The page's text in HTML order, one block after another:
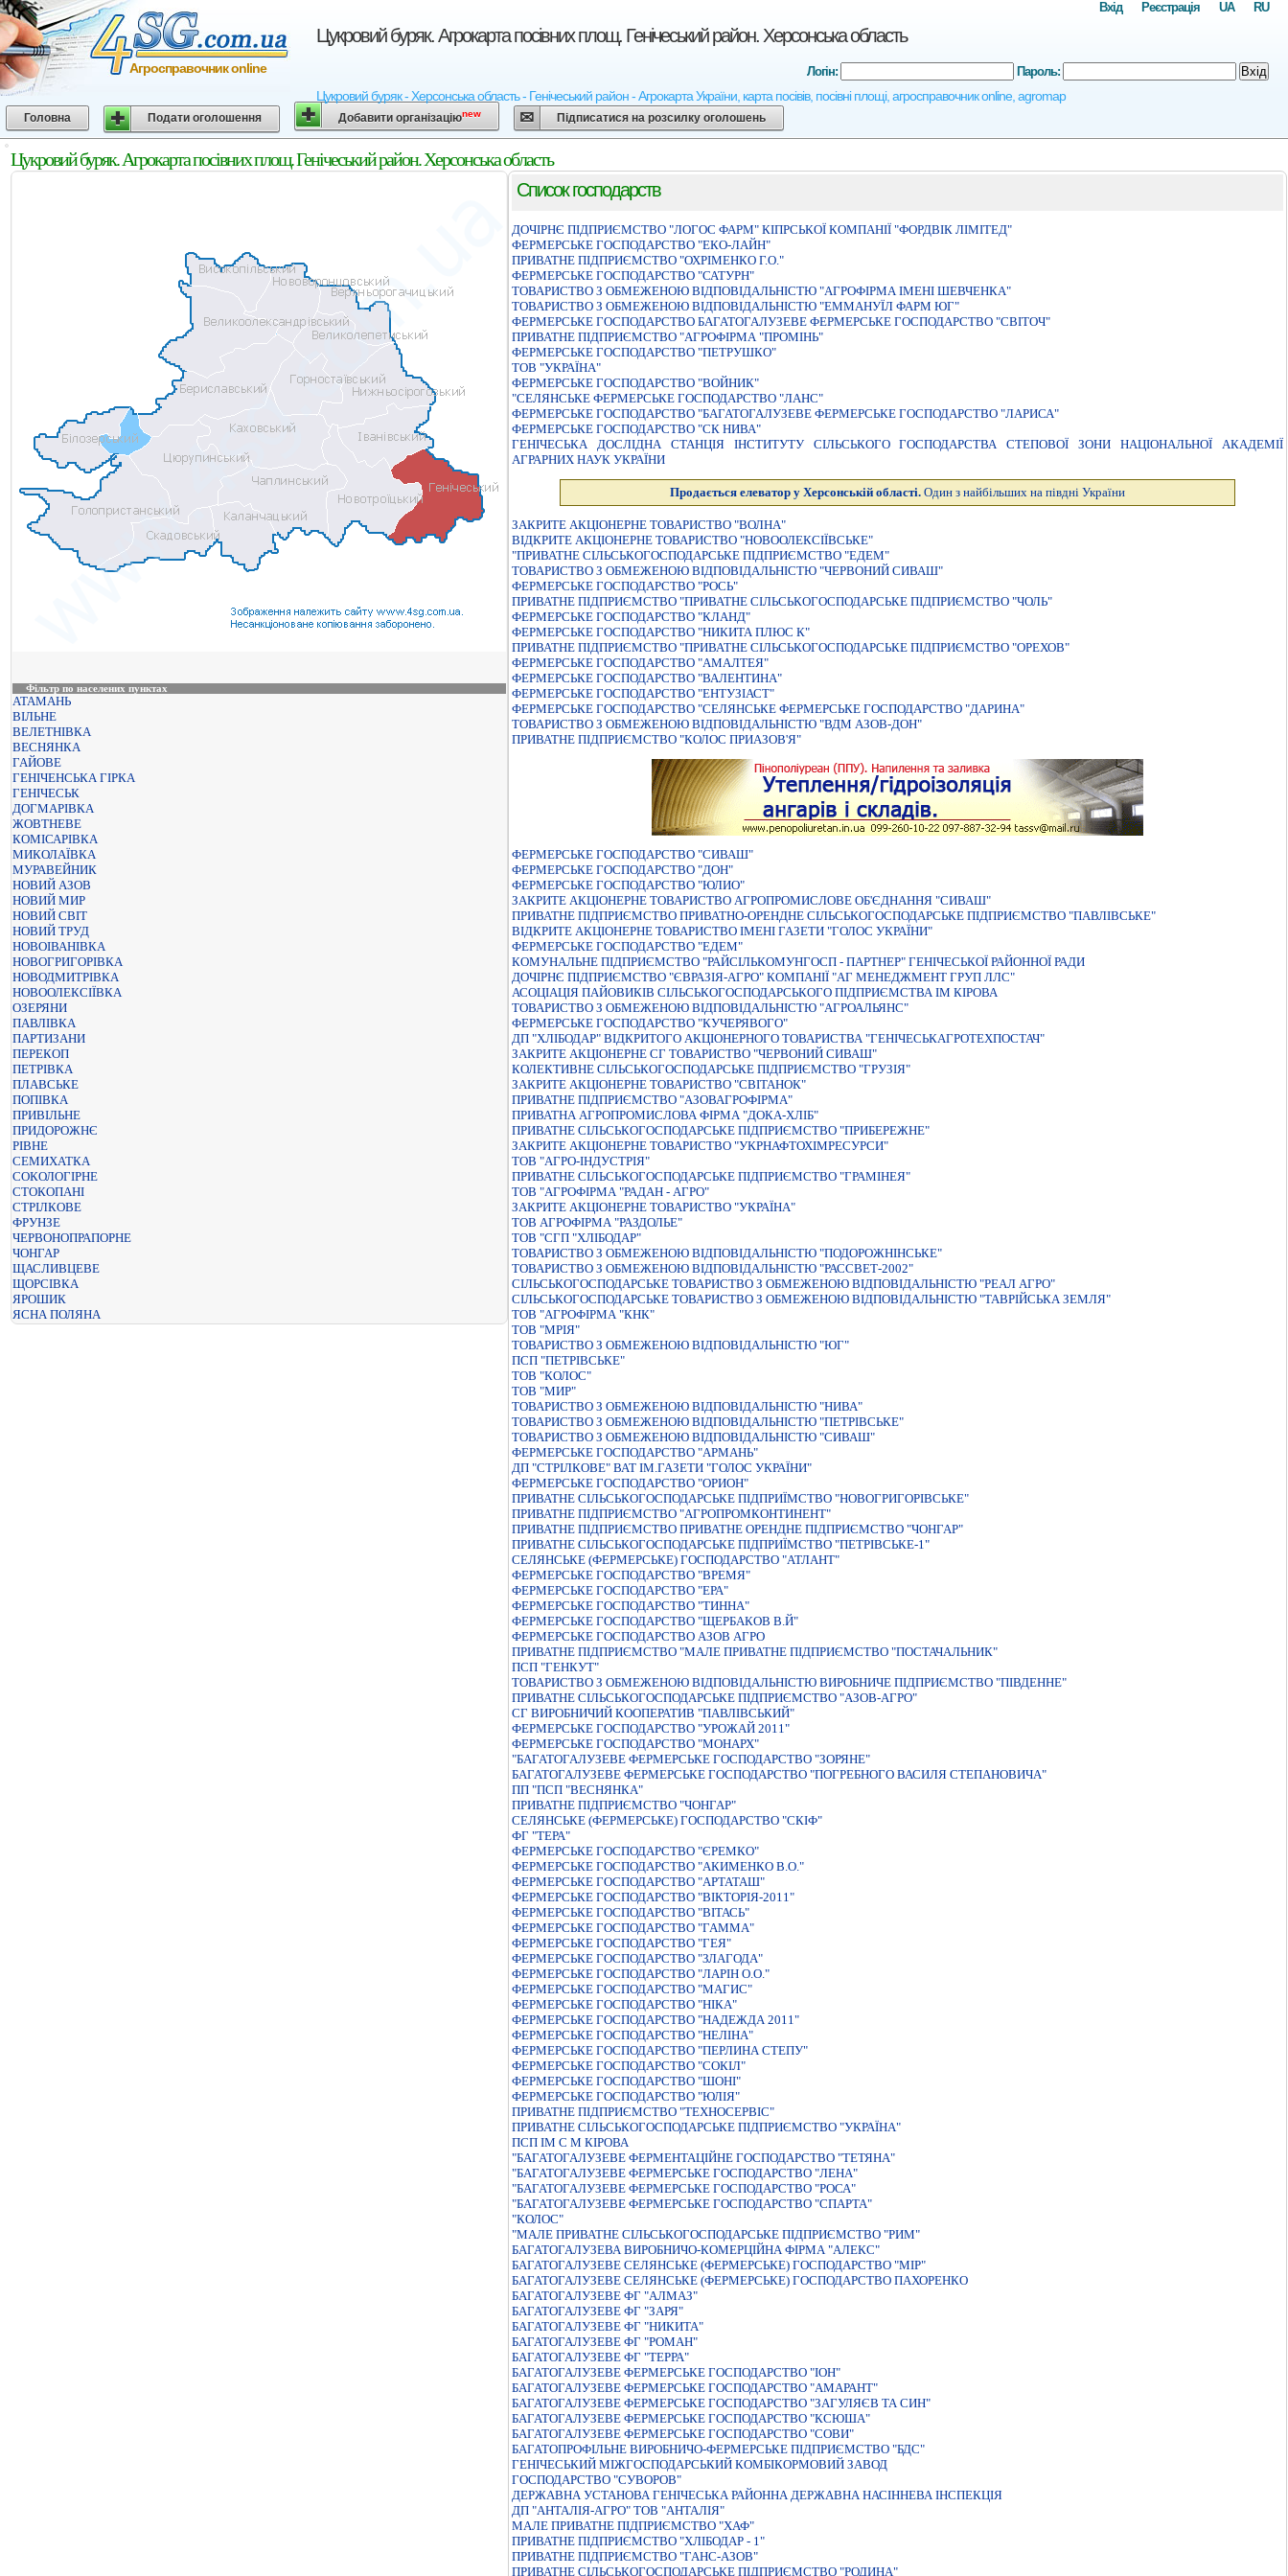
Цукровий буряк. Агрокарта посівних площ. Генічеський район. Херсонська область
Цукровий буряк - Херсонська область - Генічеський район - Агрокарта України, карта посівів, посівні площі, агросправочник online, agromap
Агросправочник online
RU
UA
Реєстрація
Вхід
Логін: Пароль: Вхід
Головна Подати оголошення Добавити організаціюnew Підписатися на розсилку оголошень
Цукровий буряк. Агрокарта посівних площ. Генічеський район. Херсонська область
Фільтр по населених пунктах
АТАМАНЬ
ВІЛЬНЕ
ВЕЛЕТНІВКА
ВЕСНЯНКА
ГАЙОВЕ
ГЕНІЧЕНСЬКА ГІРКА
ГЕНІЧЕСЬК
ДОГМАРІВКА
ЖОВТНЕВЕ
КОМІСАРІВКА
МИКОЛАЇВКА
МУРАВЕЙНИК
НОВИЙ АЗОВ
НОВИЙ МИР
НОВИЙ СВІТ
НОВИЙ ТРУД
НОВОІВАНІВКА
НОВОГРИГОРІВКА
НОВОДМИТРІВКА
НОВООЛЕКСІЇВКА
ОЗЕРЯНИ
ПАВЛІВКА
ПАРТИЗАНИ
ПЕРЕКОП
ПЕТРІВКА
ПЛАВСЬКЕ
ПОПІВКА
ПРИВІЛЬНЕ
ПРИДОРОЖНЄ
РІВНЕ
СЕМИХАТКА
СОКОЛОГІРНЕ
СТОКОПАНІ
СТРІЛКОВЕ
ФРУНЗЕ
ЧЕРВОНОПРАПОРНЕ
ЧОНГАР
ЩАСЛИВЦЕВЕ
ЩОРСІВКА
ЯРОШИК
ЯСНА ПОЛЯНА
Список господарств
ДОЧІРНЄ ПІДПРИЄМСТВО "ЛОГОС ФАРМ" КІПРСЬКОЇ КОМПАНІЇ "ФОРДВІК ЛІМІТЕД"
ФЕРМЕРСЬКЕ ГОСПОДАРСТВО "ЕКО-ЛАЙН"
ПРИВАТНЕ ПIДПРИЄМСТВО "ОХРIМЕНКО Г.О."
ФЕРМЕРСЬКЕ ГОСПОДАРСТВО "САТУРН"
ТОВАРИСТВО З ОБМЕЖЕНОЮ ВIДПОВIДАЛЬНIСТЮ "АГРОФIРМА IМЕНI ШЕВЧЕНКА"
ТОВАРИСТВО З ОБМЕЖЕНОЮ ВІДПОВІДАЛЬНІСТЮ "ЕММАНУЇЛ ФАРМ ЮГ"
ФЕРМЕРСЬКЕ ГОСПОДАРСТВО БАГАТОГАЛУЗЕВЕ ФЕРМЕРСЬКЕ ГОСПОДАРСТВО "СВІТОЧ"
ПРИВАТНЕ ПІДПРИЄМСТВО "АГРОФІРМА "ПРОМІНЬ"
ФЕРМЕРСЬКЕ ГОСПОДАРСТВО "ПЕТРУШКО"
ТОВ "УКРАЇНА"
ФЕРМЕРСЬКЕ ГОСПОДАРСТВО "ВОЙНИК"
"СЕЛЯНСЬКЕ ФЕРМЕРСЬКЕ ГОСПОДАРСТВО "ЛАНС"
ФЕРМЕРСЬКЕ ГОСПОДАРСТВО "БАГАТОГАЛУЗЕВЕ ФЕРМЕРСЬКЕ ГОСПОДАРСТВО "ЛАРИСА"
ФЕРМЕРСЬКЕ ГОСПОДАРСТВО "СК НИВА"
ГЕНIЧЕСЬКА ДОСЛIДНА СТАНЦIЯ IНСТИТУТУ СIЛЬСЬКОГО ГОСПОДАРСТВА СТЕПОВОЇ ЗОНИ НАЦIОНАЛЬНОЇ АКАДЕМIЇ
АГРАРНИХ НАУК УКРАЇНИ
Продається елеватор у Херсонській області. Один з найбільших на півдні України
ЗАКРИТЕ АКЦIОНЕРНЕ ТОВАРИСТВО "ВОЛНА"
ВIДКРИТЕ АКЦIОНЕРНЕ ТОВАРИСТВО "НОВООЛЕКСIЇВСЬКЕ"
"ПРИВАТНЕ СIЛЬСЬКОГОСПОДАРСЬКЕ ПIДПРИЄМСТВО "ЕДЕМ"
ТОВАРИСТВО З ОБМЕЖЕНОЮ ВIДПОВIДАЛЬНIСТЮ "ЧЕРВОНИЙ СИВАШ"
ФЕРМЕРСЬКЕ ГОСПОДАРСТВО "РОСЬ"
ПРИВАТНЕ ПIДПРИЄМСТВО "ПРИВАТНЕ СIЛЬСЬКОГОСПОДАРСЬКЕ ПIДПРИЄМСТВО "ЧОЛЬ"
ФЕРМЕРСЬКЕ ГОСПОДАРСТВО "КЛАНД"
ФЕРМЕРСЬКЕ ГОСПОДАРСТВО "НИКИТА ПЛЮС К"
ПРИВАТНЕ ПІДПРИЄМСТВО "ПРИВАТНЕ СІЛЬСЬКОГОСПОДАРСЬКЕ ПІДПРИЄМСТВО "ОРЕХОВ"
ФЕРМЕРСЬКЕ ГОСПОДАРСТВО "АМАЛТЕЯ"
ФЕРМЕРСЬКЕ ГОСПОДАРСТВО "ВАЛЕНТИНА"
ФЕРМЕРСЬКЕ ГОСПОДАРСТВО "ЕНТУЗIАСТ"
ФЕРМЕРСЬКЕ ГОСПОДАРСТВО "СЕЛЯНСЬКЕ ФЕРМЕРСЬКЕ ГОСПОДАРСТВО "ДАРИНА"
ТОВАРИСТВО З ОБМЕЖЕНОЮ ВIДПОВIДАЛЬНIСТЮ "ВДМ АЗОВ-ДОН"
ПРИВАТНЕ ПIДПРИЄМСТВО "КОЛОС ПРИАЗОВ'Я"
ФЕРМЕРСЬКЕ ГОСПОДАРСТВО "СИВАШ"
ФЕРМЕРСЬКЕ ГОСПОДАРСТВО "ДОН"
ФЕРМЕРСЬКЕ ГОСПОДАРСТВО "ЮЛИО"
ЗАКРИТЕ АКЦІОНЕРНЕ ТОВАРИСТВО АГРОПРОМИСЛОВЕ ОБ'ЄДНАННЯ "СИВАШ"
ПРИВАТНЕ ПIДПРИЄМСТВО ПРИВАТНО-ОРЕНДНЕ СIЛЬСЬКОГОСПОДАРСЬКЕ ПIДПРИЄМСТВО "ПАВЛIВСЬКЕ"
ВІДКРИТЕ АКЦІОНЕРНЕ ТОВАРИСТВО ІМЕНІ ГАЗЕТИ "ГОЛОС УКРАЇНИ"
ФЕРМЕРСЬКЕ ГОСПОДАРСТВО "ЕДЕМ"
КОМУНАЛЬНЕ ПIДПРИЄМСТВО "РАЙСIЛЬКОМУНГОСП - ПАРТНЕР" ГЕНIЧЕСЬКОЇ РАЙОННОЇ РАДИ
ДОЧIРНЄ ПIДПРИЄМСТВО "ЄВРАЗIЯ-АГРО" КОМПАНIЇ "АГ МЕНЕДЖМЕНТ ГРУП ЛЛС"
АСОЦIАЦIЯ ПАЙОВИКIВ СIЛЬСЬКОГОСПОДАРСЬКОГО ПIДПРИЄМСТВА IМ КIРОВА
ТОВАРИСТВО З ОБМЕЖЕНОЮ ВIДПОВIДАЛЬНIСТЮ "АГРОАЛЬЯНС"
ФЕРМЕРСЬКЕ ГОСПОДАРСТВО "КУЧЕРЯВОГО"
ДП "ХЛІБОДАР" ВІДКРИТОГО АКЦІОНЕРНОГО ТОВАРИСТВА "ГЕНІЧЕСЬКАГРОТЕХПОСТАЧ"
ЗАКРИТЕ АКЦІОНЕРНЕ СГ ТОВАРИСТВО "ЧЕРВОНИЙ СИВАШ"
КОЛЕКТИВНЕ СІЛЬСЬКОГОСПОДАРСЬКЕ ПІДПРИЄМСТВО "ГРУЗІЯ"
ЗАКРИТЕ АКЦІОНЕРНЕ ТОВАРИСТВО "СВІТАНОК"
ПРИВАТНЕ ПІДПРИЄМСТВО "АЗОВАГРОФІРМА"
ПРИВАТНА АГРОПРОМИСЛОВА ФІРМА "ДОКА-ХЛІБ"
ПРИВАТНЕ СIЛЬСЬКОГОСПОДАРСЬКЕ ПIДПРИЄМСТВО "ПРИБЕРЕЖНЕ"
ЗАКРИТЕ АКЦIОНЕРНЕ ТОВАРИСТВО "УКРНАФТОХIМРЕСУРСИ"
ТОВ "АГРО-ІНДУСТРІЯ"
ПРИВАТНЕ СIЛЬСЬКОГОСПОДАРСЬКЕ ПIДПРИЄМСТВО "ГРАМIНЕЯ"
ТОВ "АГРОФІРМА "РАДАН - АГРО"
ЗАКРИТЕ АКЦIОНЕРНЕ ТОВАРИСТВО "УКРАЇНА"
ТОВ АГРОФІРМА "РАЗДОЛЬЕ"
ТОВ "СГП "ХЛІБОДАР"
ТОВАРИСТВО З ОБМЕЖЕНОЮ ВIДПОВIДАЛЬНIСТЮ "ПОДОРОЖНIНСЬКЕ"
ТОВАРИСТВО З ОБМЕЖЕНОЮ ВIДПОВIДАЛЬНIСТЮ "РАССВЕТ-2002"
СIЛЬСЬКОГОСПОДАРСЬКЕ ТОВАРИСТВО З ОБМЕЖЕНОЮ ВIДПОВIДАЛЬНIСТЮ "РЕАЛ АГРО"
СIЛЬСЬКОГОСПОДАРСЬКЕ ТОВАРИСТВО З ОБМЕЖЕНОЮ ВIДПОВIДАЛЬНIСТЮ "ТАВРIЙСЬКА ЗЕМЛЯ"
ТОВ "АГРОФІРМА "КНК"
ТОВ "МРІЯ"
ТОВАРИСТВО З ОБМЕЖЕНОЮ ВIДПОВIДАЛЬНIСТЮ "ЮГ"
ПСП "ПЕТРІВСЬКЕ"
ТОВ "КОЛОС"
ТОВ "МИР"
ТОВАРИСТВО З ОБМЕЖЕНОЮ ВІДПОВІДАЛЬНІСТЮ "НИВА"
ТОВАРИСТВО З ОБМЕЖЕНОЮ ВІДПОВІДАЛЬНІСТЮ "ПЕТРІВСЬКЕ"
ТОВАРИСТВО З ОБМЕЖЕНОЮ ВІДПОВІДАЛЬНІСТЮ "СИВАШ"
ФЕРМЕРСЬКЕ ГОСПОДАРСТВО "АРМАНЬ"
ДП "СТРІЛКОВЕ" ВАТ ІМ.ГАЗЕТИ "ГОЛОС УКРАЇНИ"
ФЕРМЕРСЬКЕ ГОСПОДАРСТВО "ОРИОН"
ПРИВАТНЕ СIЛЬСЬКОГОСПОДАРСЬКЕ ПIДПРИЇМСТВО "НОВОГРИГОРIВСЬКЕ"
ПРИВАТНЕ ПIДПРИЄМСТВО "АГРОПРОМКОНТИНЕНТ"
ПРИВАТНЕ ПIДПРИЄМСТВО ПРИВАТНЕ ОРЕНДНЕ ПIДПРИЄМСТВО "ЧОНГАР"
ПРИВАТНЕ СIЛЬСЬКОГОСПОДАРСЬКЕ ПIДПРИЇМСТВО "ПЕТРIВСЬКЕ-1"
СЕЛЯНСЬКЕ (ФЕРМЕРСЬКЕ) ГОСПОДАРСТВО "АТЛАНТ"
ФЕРМЕРСЬКЕ ГОСПОДАРСТВО "ВРЕМЯ"
ФЕРМЕРСЬКЕ ГОСПОДАРСТВО "ЕРА"
ФЕРМЕРСЬКЕ ГОСПОДАРСТВО "ТИННА"
ФЕРМЕРСЬКЕ ГОСПОДАРСТВО "ЩЕРБАКОВ В.Й"
ФЕРМЕРСЬКЕ ГОСПОДАРСТВО АЗОВ АГРО
ПРИВАТНЕ ПIДПРИЄМСТВО "МАЛЕ ПРИВАТНЕ ПIДПРИЄМСТВО "ПОСТАЧАЛЬНИК"
ПСП "ГЕНКУТ"
ТОВАРИСТВО З ОБМЕЖЕНОЮ ВІДПОВІДАЛЬНІСТЮ ВИРОБНИЧЕ ПІДПРИЄМСТВО "ПІВДЕННЕ"
ПРИВАТНЕ СIЛЬСЬКОГОСПОДАРСЬКЕ ПIДПРИЄМСТВО "АЗОВ-АГРО"
СГ ВИРОБНИЧИЙ КООПЕРАТИВ "ПАВЛІВСЬКИЙ"
ФЕРМЕРСЬКЕ ГОСПОДАРСТВО "УРОЖАЙ 2011"
ФЕРМЕРСЬКЕ ГОСПОДАРСТВО "МОНАРХ"
"БАГАТОГАЛУЗЕВЕ ФЕРМЕРСЬКЕ ГОСПОДАРСТВО "ЗОРЯНЕ"
БАГАТОГАЛУЗЕВЕ ФЕРМЕРСЬКЕ ГОСПОДАРСТВО "ПОГРЕБНОГО ВАСИЛЯ СТЕПАНОВИЧА"
ПП "ПСП "ВЕСНЯНКА"
ПРИВАТНЕ ПIДПРИЄМСТВО "ЧОНГАР"
СЕЛЯНСЬКЕ (ФЕРМЕРСЬКЕ) ГОСПОДАРСТВО "СКІФ"
ФГ "ТЕРА"
ФЕРМЕРСЬКЕ ГОСПОДАРСТВО "ЄРЕМКО"
ФЕРМЕРСЬКЕ ГОСПОДАРСТВО "АКИМЕНКО В.О."
ФЕРМЕРСЬКЕ ГОСПОДАРСТВО "АРТАТАШ"
ФЕРМЕРСЬКЕ ГОСПОДАРСТВО "ВIКТОРIЯ-2011"
ФЕРМЕРСЬКЕ ГОСПОДАРСТВО "ВIТАСЬ"
ФЕРМЕРСЬКЕ ГОСПОДАРСТВО "ГАММА"
ФЕРМЕРСЬКЕ ГОСПОДАРСТВО "ГЕЯ"
ФЕРМЕРСЬКЕ ГОСПОДАРСТВО "ЗЛАГОДА"
ФЕРМЕРСЬКЕ ГОСПОДАРСТВО "ЛАРIН О.О."
ФЕРМЕРСЬКЕ ГОСПОДАРСТВО "МАГИС"
ФЕРМЕРСЬКЕ ГОСПОДАРСТВО "НIКА"
ФЕРМЕРСЬКЕ ГОСПОДАРСТВО "НАДЕЖДА 2011"
ФЕРМЕРСЬКЕ ГОСПОДАРСТВО "НЕЛIНА"
ФЕРМЕРСЬКЕ ГОСПОДАРСТВО "ПЕРЛИНА СТЕПУ"
ФЕРМЕРСЬКЕ ГОСПОДАРСТВО "СОКIЛ"
ФЕРМЕРСЬКЕ ГОСПОДАРСТВО "ШОНI"
ФЕРМЕРСЬКЕ ГОСПОДАРСТВО "ЮЛIЯ"
ПРИВАТНЕ ПIДПРИЄМСТВО "ТЕХНОСЕРВIС"
ПРИВАТНЕ СIЛЬСЬКОГОСПОДАРСЬКЕ ПIДПРИЄМСТВО "УКРАЇНА"
ПСП ІМ С М КІРОВА
"БАГАТОГАЛУЗЕВЕ ФЕРМЕНТАЦIЙНЕ ГОСПОДАРСТВО "ТЕТЯНА"
"БАГАТОГАЛУЗЕВЕ ФЕРМЕРСЬКЕ ГОСПОДАРСТВО "ЛЕНА"
"БАГАТОГАЛУЗЕВЕ ФЕРМЕРСЬКЕ ГОСПОДАРСТВО "РОСА"
"БАГАТОГАЛУЗЕВЕ ФЕРМЕРСЬКЕ ГОСПОДАРСТВО "СПАРТА"
"КОЛОС"
"МАЛЕ ПРИВАТНЕ СІЛЬСЬКОГОСПОДАРСЬКЕ ПІДПРИЄМСТВО "РИМ"
БАГАТОГАЛУЗЕВА ВИРОБНИЧО-КОМЕРЦIЙНА ФIРМА "АЛЕКС"
БАГАТОГАЛУЗЕВЕ СЕЛЯНСЬКЕ (ФЕРМЕРСЬКЕ) ГОСПОДАРСТВО "МIР"
БАГАТОГАЛУЗЕВЕ СЕЛЯНСЬКЕ (ФЕРМЕРСЬКЕ) ГОСПОДАРСТВО ПАХОРЕНКО
БАГАТОГАЛУЗЕВЕ ФГ "АЛМАЗ"
БАГАТОГАЛУЗЕВЕ ФГ "ЗАРЯ"
БАГАТОГАЛУЗЕВЕ ФГ "НИКИТА"
БАГАТОГАЛУЗЕВЕ ФГ "РОМАН"
БАГАТОГАЛУЗЕВЕ ФГ "ТЕРРА"
БАГАТОГАЛУЗЕВЕ ФЕРМЕРСЬКЕ ГОСПОДАРСТВО "ІОН"
БАГАТОГАЛУЗЕВЕ ФЕРМЕРСЬКЕ ГОСПОДАРСТВО "АМАРАНТ"
БАГАТОГАЛУЗЕВЕ ФЕРМЕРСЬКЕ ГОСПОДАРСТВО "ЗАГУЛЯЄВ ТА СИН"
БАГАТОГАЛУЗЕВЕ ФЕРМЕРСЬКЕ ГОСПОДАРСТВО "КСЮША"
БАГАТОГАЛУЗЕВЕ ФЕРМЕРСЬКЕ ГОСПОДАРСТВО "СОВИ"
БАГАТОПРОФІЛЬНЕ ВИРОБНИЧО-ФЕРМЕРСЬКЕ ПІДПРИЄМСТВО "БДС"
ГЕНIЧЕСЬКИЙ МIЖГОСПОДАРСЬКИЙ КОМБIКОРМОВИЙ ЗАВОД
ГОСПОДАРСТВО "СУВОРОВ"
ДЕРЖАВНА УСТАНОВА ГЕНIЧЕСЬКА РАЙОННА ДЕРЖАВНА НАСIННЕВА IНСПЕКЦIЯ
ДП "АНТАЛІЯ-АГРО" ТОВ "АНТАЛІЯ"
МАЛЕ ПРИВАТНЕ ПIДПРИЄМСТВО "ХАФ"
ПРИВАТНЕ ПIДПРИЄМСТВО "ХЛIБОДАР - 1"
ПРИВАТНЕ ПІДПРИЄМСТВО "ГАНС-АЗОВ"
ПРИВАТНЕ СІЛЬСЬКОГОСПОДАРСЬКЕ ПІДПРИЄМСТВО "РОДИНА"